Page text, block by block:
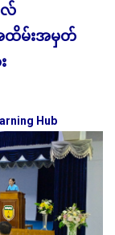
လ်
အထိမ်းအမှတ်
Hub